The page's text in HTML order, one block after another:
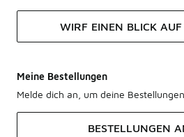
WIRF EINEN BLICK AUF
Meine Bestellungen
Melde dich an, um deine
BESTELLUNGEN